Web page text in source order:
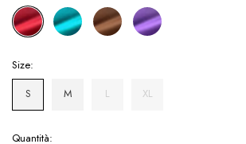
Size:
S
M L XL
Hurry!
Quantità: